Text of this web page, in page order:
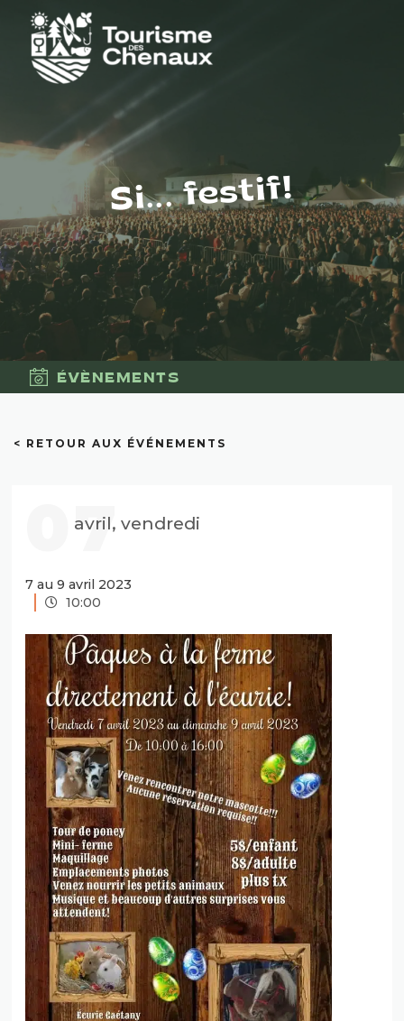
Si... festif!
ÉVÈNEMENTS
< RETOUR AUX ÉVÉNEMENTS
07
avril, vendredi
7 au 9 avril 2023
10:00